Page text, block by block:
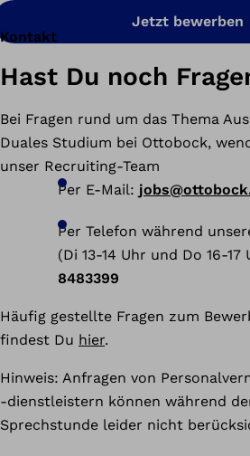
Jetzt bewerben
Kontakt
Hast Du noch
Bei Fragen rund um das Thema
Duales Studium bei Ottobock,
unser Recruiting-Team
Per E-Mail:
Per Telefon während
(Di 13-14 Uhr und Do 16-17
8483399
Häufig gestellte Fragen zum
findest Du hier.
Hinweis: Anfragen von
‑dienstleistern können während
Sprechstunde leider nicht